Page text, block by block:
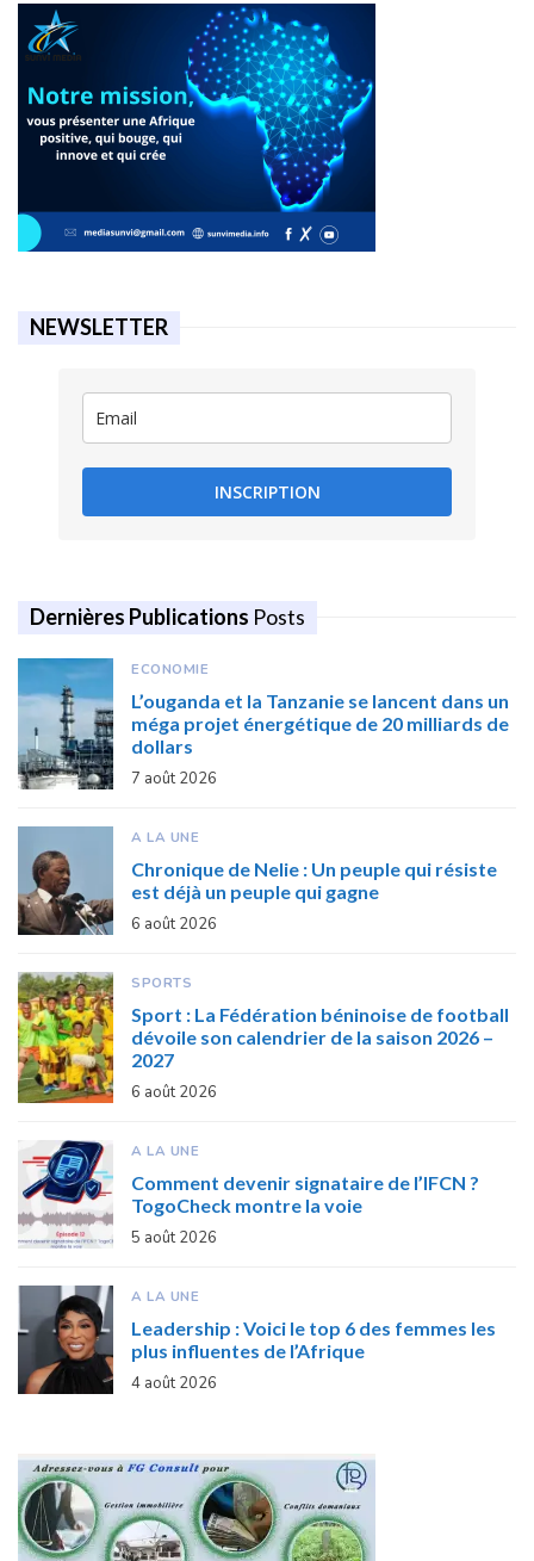
NEWSLETTER
INSCRIPTION
Dernières Publications Posts
ECONOMIE
L’ouganda et la Tanzanie se lancent dans un
méga projet énergétique de 20 milliards de
dollars
7 août 2026
A LA UNE
Chronique de Nelie : Un peuple qui résiste
est déjà un peuple qui gagne
6 août 2026
SPORTS
Sport : La Fédération béninoise de football
dévoile son calendrier de la saison 2026 –
2027
6 août 2026
A LA UNE
Comment devenir signataire de l’IFCN ?
TogoCheck montre la voie
5 août 2026
A LA UNE
Leadership : Voici le top 6 des femmes les
plus influentes de l’Afrique
4 août 2026